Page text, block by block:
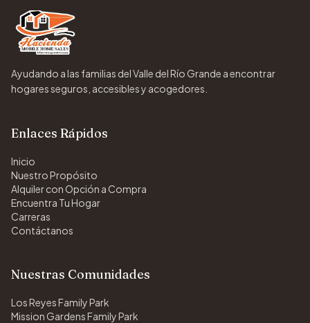
Ayudando a las familias del Valle del Río Grande a encontrar
hogares seguros, accesibles y acogedores.
Enlaces Rápidos
Inicio
Nuestro Propósito
Alquiler con Opción a Compra
Encuentra Tu Hogar
Carreras
Contáctanos
Nuestras Comunidades
Los Reyes Family Park
Mission Gardens Family Park